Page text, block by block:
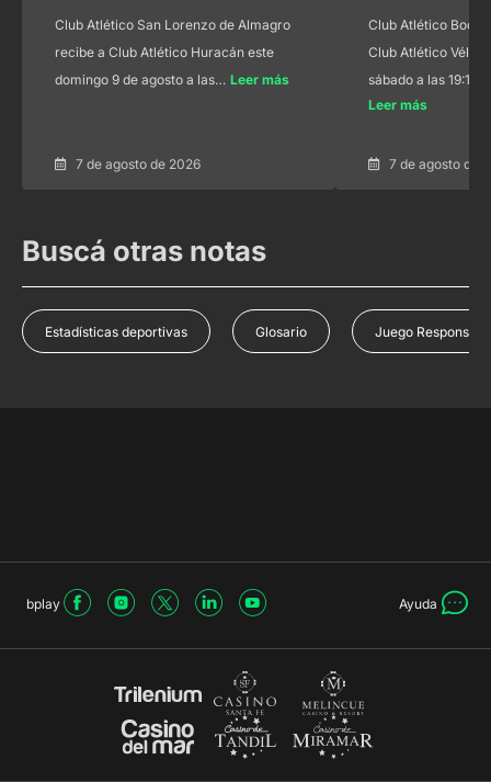
Club Atlético San Lorenzo de Almagro
recibe a Club Atlético Huracán este
domingo 9 de agosto a las… Leer más
7 de agosto de 2026
Club Atlético Boca
Club Atlético Vélez
sábado a las 19:15
Leer más
7 de agosto de
Buscá otras notas
Estadísticas deportivas Glosario Juego
bplay Ayuda